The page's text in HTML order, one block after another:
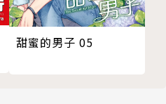
甜蜜的男子 05